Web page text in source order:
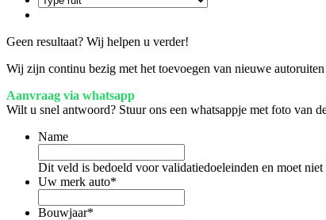
Geen resultaat? Wij helpen u verder!
Wij zijn continu bezig met het toevoegen van nieuwe
Aanvraag via whatsapp
Wilt u snel antwoord? Stuur ons een whatsappje met foto van
Name
Dit veld is bedoeld voor validatiedoeleinden en moet
Uw merk auto*
Bouwjaar*